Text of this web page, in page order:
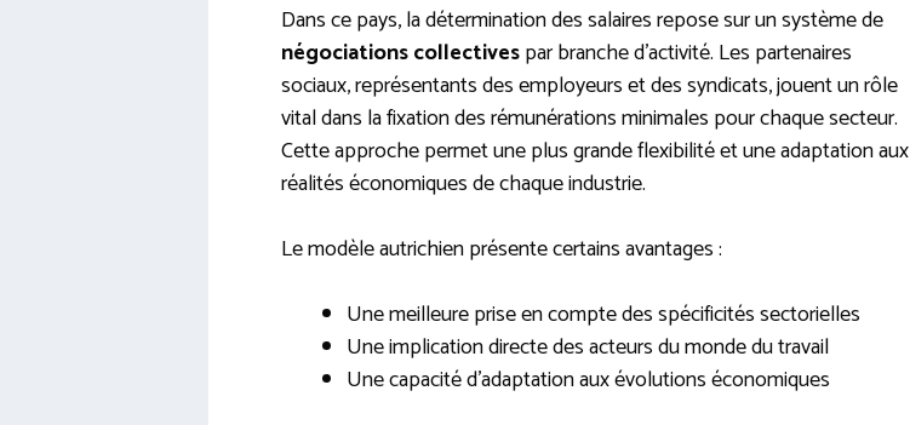
Dans ce pays, la détermination des salaires repose sur un système de
négociations collectivespar branche d’activité. Les partenaires
sociaux, représentants des employeurs et des syndicats, jouent un rôle
vital dans la fixation des rémunérations minimales pour chaque secteur.
Cette approche permet une plus grande flexibilité et une adaptation aux
réalités économiques de chaque industrie.
Le modèle autrichien présente certains avantages :
Une meilleure prise en compte des spécificités sectorielles
Une implication directe des acteurs du monde du travail
Une capacité d’adaptation aux évolutions économiques